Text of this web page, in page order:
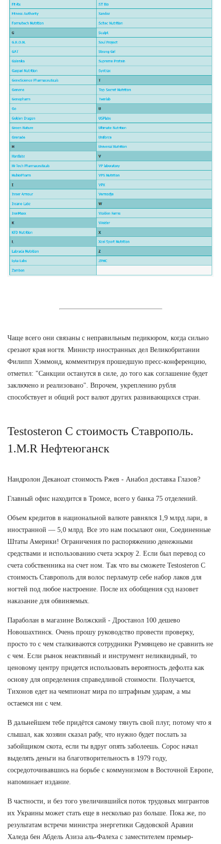
Чаще всего они связаны с неправильным педикюром, когда сильно
срезают края ногтя. Министр иностранных дел Великобритании
Филипп Хэммонд, комментируя прошедшую пресс-конференцию,
отметил: "Санкции останутся в силе, до того как соглашение будет
заключено и реализовано". Впрочем, укреплению рубля
способствует и общий рост валют других развивающихся стран.
Testosteron C стоимость Ставрополь.
1.M.R Нефтеюганск
Нандролон Деканоат стоимость Ржев - Анабол доставка Глазов?
Главный офис находится в Тромсе, всего у банка 75 отделений.
Объем кредитов в национальной валюте равнялся 1,9 млрд лари, в
иностранной — 5,0 млрд. Все это нам посылают они, Соединенные
Штаты Америки! Ограничения по распоряжению денежными
средствами и использованию счета эскроу 2. Если был перевод со
счета собственника на счет ном. Так что вы сможете Testosteron C
стоимость Ставрополь для волос перламутр себе набор лаков для
ногтей под любое настроение. После их обобщения суд назовет
наказание для обвиняемых.
Параболан в магазине Волжский - Дростанол 100 дешево
Новошахтинск. Очень прошу руководство провести проверку,
просто то с чем сталкиваются сотрудники Румянцево не сравнить не
с чем. Если рынок неактивный и инструмент неликвидный, то
ценовому центру придется использовать вероятность дефолта как
основу для определения справедливой стоимости. Получается,
Тихонов едет на чемпионат мира по штрафным ударам, а мы
остаемся ни с чем.
В дальнейшем тебе придётся самому тянуть свой плуг, потому что я
слышал, как хозяин сказал рабу, что нужно будет послать за
забойщиком скота, если ты вдруг опять заболеешь. Сорос начал
выделять деньги на благотворительность в 1979 году,
сосредоточивавшись на борьбе с коммунизмом в Восточной Европе,
напоминает издание.
В частности, и без того увеличившийся поток трудовых мигрантов
их Украины может стать еще в несколько раз больше. Пока же, по
результатам встречи министра энергетики Саудовской Аравии
Халеда бен Абдель Азиза аль-Фалеха с заместителем премьер-